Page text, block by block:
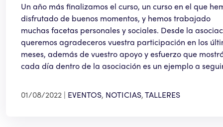
Un año más finalizamos el curso, un curso en el que
disfrutado de buenos momentos, y hemos trabajado
muchas facetas personales y sociales. Desde la
queremos agradeceros vuestra participación en los
meses, además de vuestro apoyo y esfuerzo que
cada día dentro de la asociación es un ejemplo a
01/08/2022 EVENTOS, NOTICIAS,TALLERES